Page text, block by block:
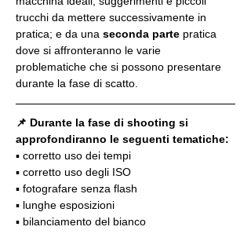
trucchi da mettere successivamente in
pratica; e da una seconda parte pratica
dove si affronteranno le varie
problematiche che si possono presentare
durante la fase di scatto.
📌 Durante la fase di shooting si
approfondiranno le seguenti tematiche:
▪️ corretto uso dei tempi
▪️ corretto uso degli ISO
▪️ fotografare senza flash
▪️ lunghe esposizioni
▪️ bilanciamento del bianco